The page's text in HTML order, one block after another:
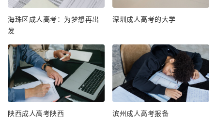
海珠区成人高考：为梦想再出
发
深圳成人高考的大学
陕西成人高考陕西 滨州成人高考报备